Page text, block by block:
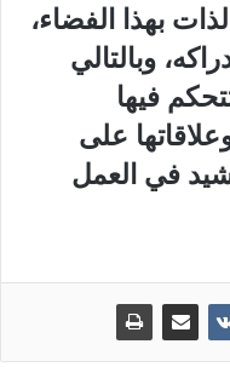
بهذا الفضاء،
وبالتالي
فيها
على
في العمل